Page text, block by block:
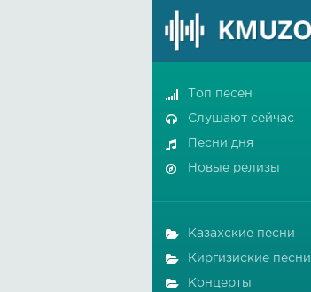
Топ песен
Слушают сейчас
Песни дня
Новые релизы
Казахские песни
Киргизиские песни
Концерты